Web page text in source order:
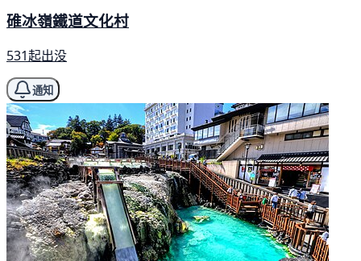
碓冰嶺鐵道文化村
531起出没
通知